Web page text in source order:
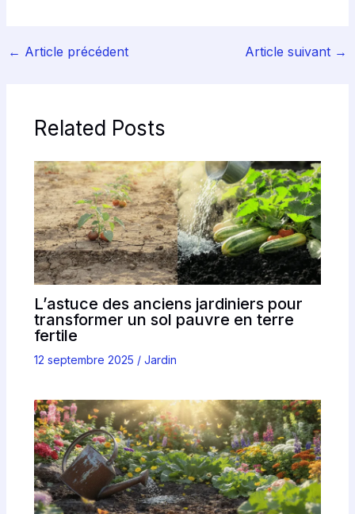
← Article précédent Article suivant →
Related Posts
L’astuce des anciens jardiniers pour
transformer un sol pauvre en terre
fertile
12 septembre 2025 / Jardin